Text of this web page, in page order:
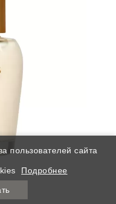
пользователей сайта
Подробнее